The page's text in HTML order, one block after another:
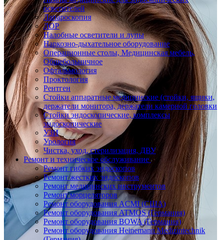
осветителей
Лапароскопия
ЛОР
Налобные осветители и лупы
Наркозно-дыхательное оборудование
Операционные столы, Медицинская мебель,
Общебольничное
Офтальмология
Проктология
Рентген
Стойки аппаратные медицинские (стойки, ящики,
держатели монитора, держатели камерной головки
Стойки эндоскопические, комплексы
эндоскопические
УЗИ
Урология
Чистка, уход, стерилизация, ДВУ
Ремонт и техническое обслуживание
Ремонт гибких эндоскопов
Ремонт жестких эндоскопов
Ремонт медицинских инструментов
Ремонт морцеляторов
Ремонт оборудования ACMI (США)
Ремонт оборудования ATMOS (Германия)
Ремонт оборудования BOWA (Германия)
Ремонт оборудования Heinemann Medizintechnik